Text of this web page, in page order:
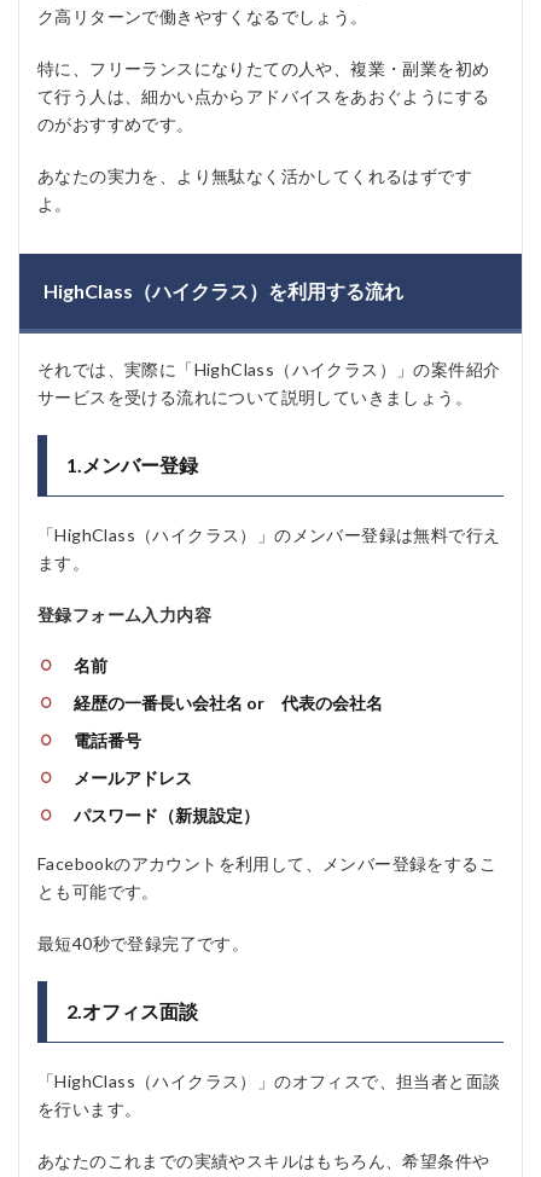
ク高リターンで働きやすくなるでしょう。
特に、フリーランスになりたての人や、複業・副業を初め
て行う人は、細かい点からアドバイスをあおぐようにする
のがおすすめです。
あなたの実力を、より無駄なく活かしてくれるはずです
よ。
HighClass（ハイクラス）を利用する流れ
それでは、実際に「HighClass（ハイクラス）」の案件紹介
サービスを受ける流れについて説明していきましょう。
1.メンバー登録
「HighClass（ハイクラス）」のメンバー登録は無料で行え
ます。
登録フォーム入力内容
名前
経歴の一番長い会社名 or 代表の会社名
電話番号
メールアドレス
パスワード（新規設定）
Facebookのアカウントを利用して、メンバー登録をするこ
とも可能です。
最短40秒で登録完了です。
2.オフィス面談
「HighClass（ハイクラス）」のオフィスで、担当者と面談
を行います。
あなたのこれまでの実績やスキルはもちろん、希望条件や